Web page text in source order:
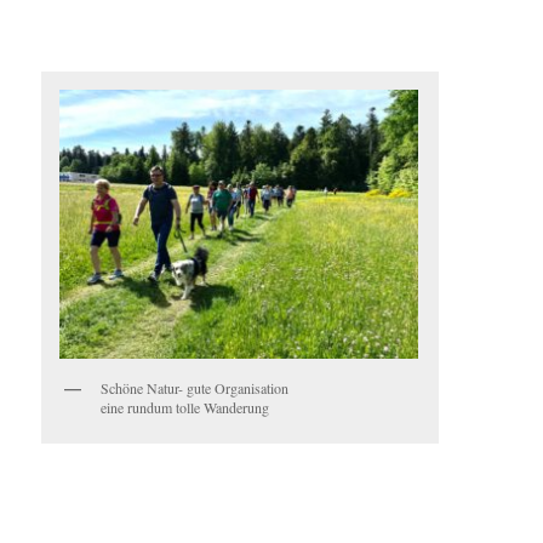
Schöne Natur- gute Organisation
eine rundum tolle Wanderung